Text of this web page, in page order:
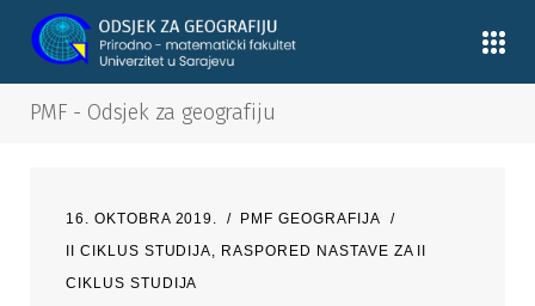
PMF - Odsjek za geografiju
16. OKTOBRA 2019.
PMF GEOGRAFIJA
II CIKLUS STUDIJA, RASPORED NASTAVE ZA II
CIKLUS STUDIJA